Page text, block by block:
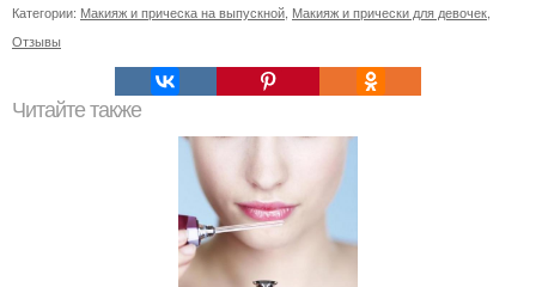
Категории: Макияж и прическа на выпускной Макияж и прически для девочек
Отзывы
Читайте также